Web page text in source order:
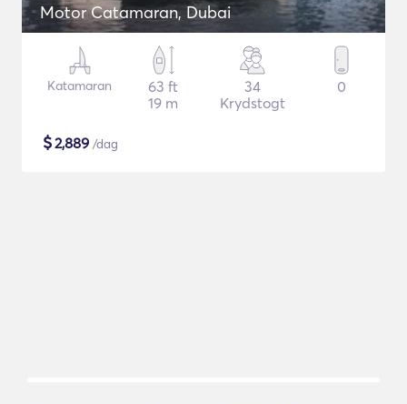
Motor Catamaran, Dubai
Katamaran
63 ft
19 m
34
Krydstogt
0
$2,889 /dag